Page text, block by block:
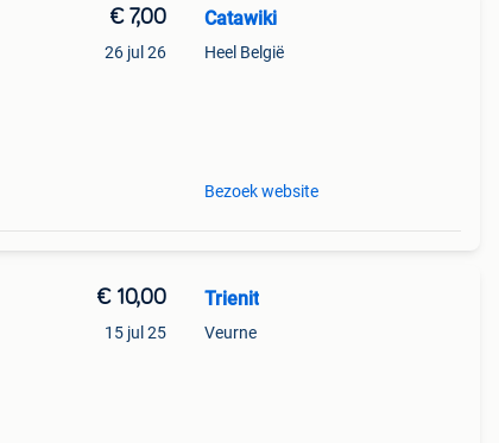
€ 7,00
26 jul 26
Catawiki
Heel België
Bezoek website
€ 10,00
15 jul 25
Trienit
Veurne